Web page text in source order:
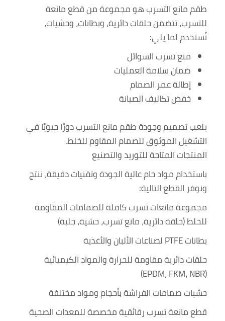
طقم مانع التسرب هو مجموعة من قطع مانعة
للتسرب، تتضمن حلقات دائرية، وبطانات، وحشيات،
تُستخدم لما يلي:
منع تسرب السوائل
ضمان سلامة العمليات
إطالة عمر الصمام
خفض تكاليف الصيانة
يلعب تصميم وجودة طقم مانع التسرب دورًا حيويًا في
التشغيل الموثوق للصمام المقاوم للخلط.
المنتجات المتاحة للتوريد والتصنيع
باستخدام مواد خام عالية الجودة وتقنيات دقيقة، ننتج
ونوفر القطع التالية:
مجموعة مانعات تسرب كاملة للصمامات المقاومة
للخلط (حلقة دائرية، مانع تسرب، حشية، جلبة)
بطانات PTFE لصناعات الألبان والأغذية
حلقات دائرية مقاومة للحرارة والمواد الكيميائية
(EPDM، FKM، NBR)
حشيات صمامات الفراشة بأحجام ومواد مختلفة
قطع مانعة تسرب رقائقية مخصصة للمعدات الصحية